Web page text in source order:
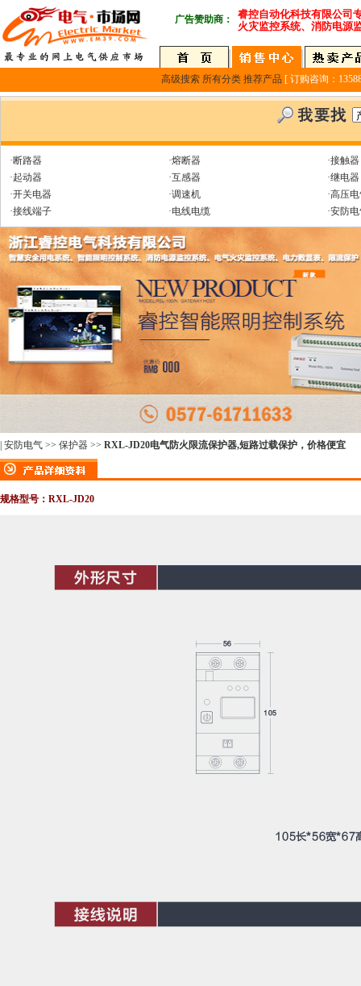
广告赞助商：
睿控自动化科技有限公司
火灾监控系统、消防电源
高级搜索 所有分类 推荐产品 [ 订购咨询：
·断路器 ·熔断器
·接触器
·起动器
·互感器
·继电器
·开关电器
·调速机
·高压
·接线端子
·电线电缆 ·安防
安防电气 >> 保护器 >> RXL-JD20电气防火限流保护器,短路过载保护，价格便宜
规格型号：RXL-JD20